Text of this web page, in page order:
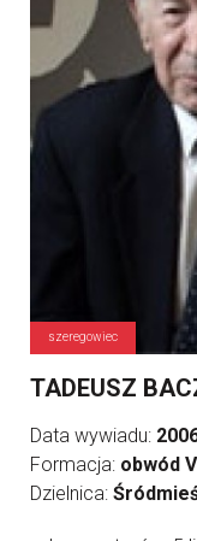
szeregowiec
TADEUSZ
Data wywiadu:
Formacja: obwód
Dzielnica: